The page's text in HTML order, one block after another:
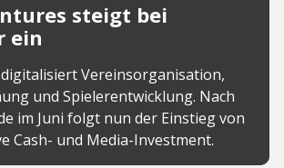
steigt bei
ein
Vereinsorganisation,
und Spielerentwicklung. Nach
im Juni folgt nun der Einstieg von
Cash- und Media-Investment.